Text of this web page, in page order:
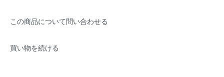
この商品について問い合わせる
買い物を続ける